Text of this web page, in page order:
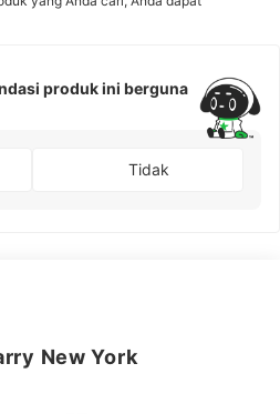
produk ini berguna
Tidak
New York